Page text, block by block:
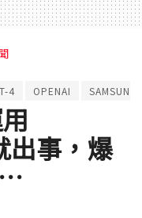
4 OPENAI SAMSUNG
出事，爆
…